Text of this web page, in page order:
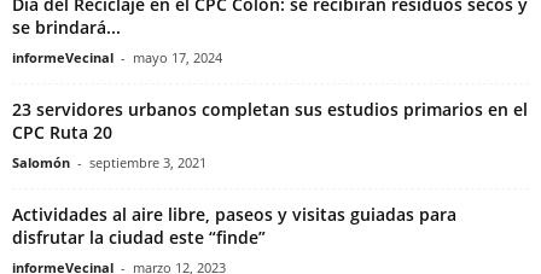
se brindará...
informeVecinal - mayo 17, 2024
23 servidores urbanos completan sus estudios primarios en el
CPC Ruta 20
Salomón - septiembre 3, 2021
Actividades al aire libre, paseos y visitas guiadas para
disfrutar la ciudad este “finde”
informeVecinal - marzo 12, 2023